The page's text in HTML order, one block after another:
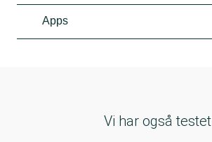
Apps
Vi har også testet